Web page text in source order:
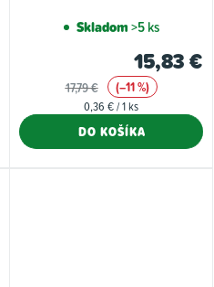
Skladom>5 ks
15,83 €
17,79 € (–11 %)
Jednotková
0,36 € / 1 ks
DO KOŠÍKA